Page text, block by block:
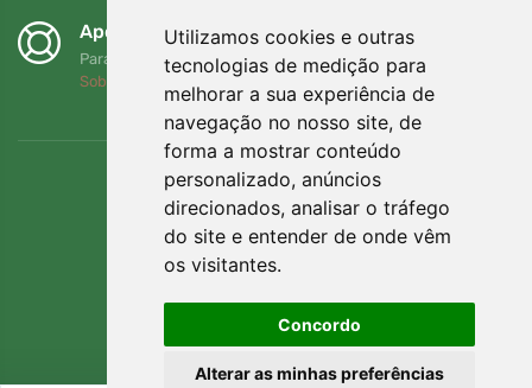
Utilizamos cookies e outras
tecnologias de medição para
melhorar a sua experiência de
navegação no nosso site, de
forma a mostrar conteúdo
personalizado, anúncios
direcionados, analisar o tráfego
do site e entender de onde vêm
os visitantes.
Concordo
Alterar as minhas preferências
Apoiamos a Trees.org
Para cada encomenda plantamos uma árvore! Leia mais
Sobre nós